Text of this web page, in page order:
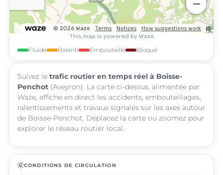
Fluide Ralenti Embouteillé Bloqué
Suivez le trafic routier en temps réel à Boisse-
Penchot (Aveyron). La carte ci-dessus, alimentée par
Waze, affiche en direct les accidents, embouteillages,
ralentissements et travaux signalés sur les axes autour
de Boisse-Penchot. Déplacez la carte ou zoomez pour
explorer le réseau routier local.
routineCONDITIONS DE CIRCULATION